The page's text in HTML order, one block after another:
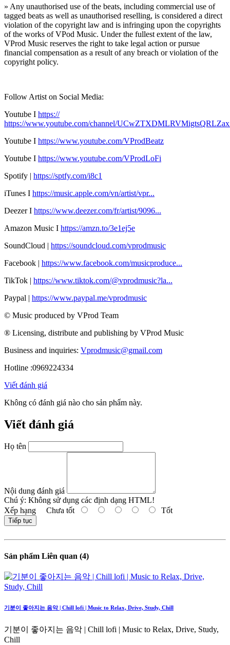
» Any unauthorised use of the beats, including commercial use of
tagged beats as well as unauthorised reselling, is considered a direct
violation of the copyright law and is infringing upon the copyrights
of the works of VPod Music. Under the fullest extent of the law,
VProd Music reserves the right to take legal action or pursue
financial compensation as a result of any breach or violation of the
copyright policy.
Follow Artist on Social Media:
Youtube I https://
https://www.youtube.com/channel/
Youtube I https://www.youtube.com/VProdBeatz
Youtube I https://www.youtube.com/VProdLoFi
Spotify | https://sptfy.com/i8c1
iTunes I https://music.apple.com/vn/artist/vpr...
Deezer I https://www.deezer.com/fr/artist/9096...
Amazon Music I https://amzn.to/3e1ej5e​
SoundCloud | https://soundcloud.com/vprodmusic
Facebook | https://www.facebook.com/musicproduce...
TikTok | https://www.tiktok.com/@vprodmusic?la...
Paypal | https://www.paypal.me/vprodmusic
© Music produced by VProd Team
® Licensing, distribute and publishing by VProd Music
Business and inquiries: Vprodmusic@gmail.com
Hotline :0969224334
Viết đánh giá
Không có đánh giá nào cho sản phẩm này.
Viết đánh giá
Họ tên
Nội dung đánh giá
Chú ý: Không sử dụng các định dạng HTML!
Xếp hạng Chưa tốt Tốt
Tiếp tục
Sản phẩm Liên quan (4)
기분이 좋아지는 음악 | Chill lofi | Music to Relax, Drive, Study, Chill
기분이 좋아지는 음악 | Chill lofi | Music to Relax, Drive, Study,
Chill